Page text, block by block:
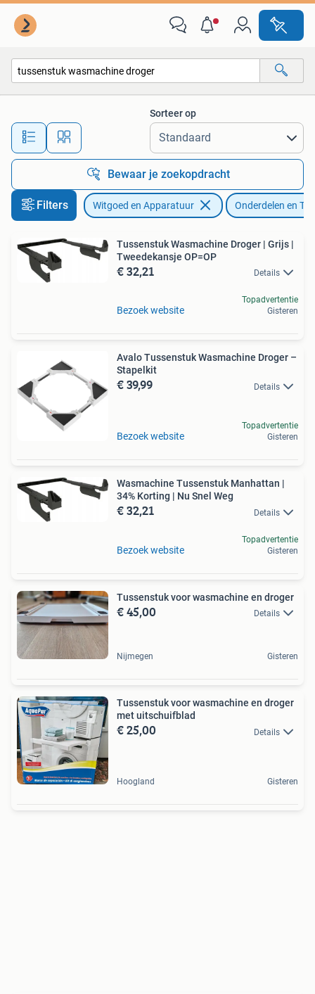
Alle afstanden…
Sorteer op
Bewaar je zoekopdracht
Filters Witgoed en Apparatuur Onderdelen en
Tussenstuk Wasmachine Droger | Grijs |
Tweedekansje OP=OP
€ 32,21 Details
Bezoek website
Topadvertentie
Gisteren
Avalo Tussenstuk Wasmachine Droger –
Stapelkit
€ 39,99 Details
Bezoek website
Topadvertentie
Gisteren
Wasmachine Tussenstuk Manhattan |
34% Korting | Nu Snel Weg
€ 32,21 Details
Bezoek website
Topadvertentie
Gisteren
Tussenstuk voor wasmachine en droger
€ 45,00 Details
Nijmegen Gisteren
Tussenstuk voor wasmachine en droger
met uitschuifblad
€ 25,00 Details
Hoogland Gisteren